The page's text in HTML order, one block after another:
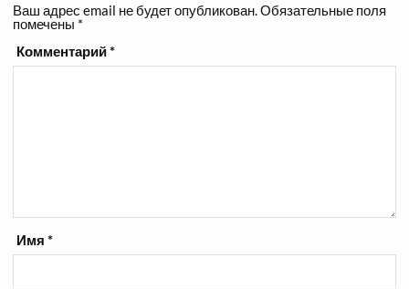
Ваш адрес email не будет опубликован.Обязательные поля
помечены *
Комментарий*
Имя*